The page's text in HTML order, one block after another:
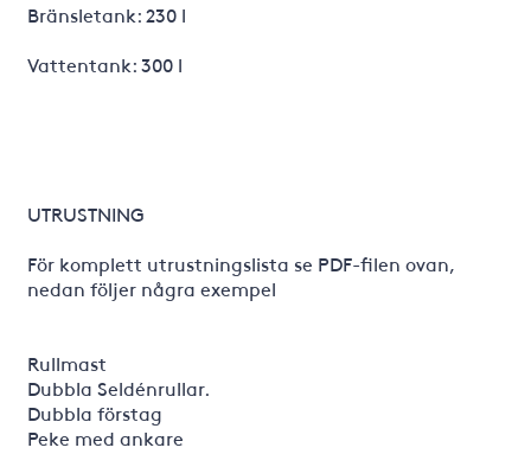
Bränsletank: 230 l
Vattentank: 300 l
UTRUSTNING
För komplett utrustningslista se PDF-filen ovan,
nedan följer några exempel
Rullmast
Dubbla Seldénrullar.
Dubbla förstag
Peke med ankare